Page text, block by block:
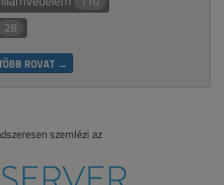
28
ROVAT →
szemlézi az